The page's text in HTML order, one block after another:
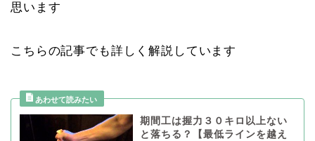
思います
こちらの記事でも詳しく解説しています
期間工は握力３０キロ以上ない
と落ちる？【最低ラインを越え